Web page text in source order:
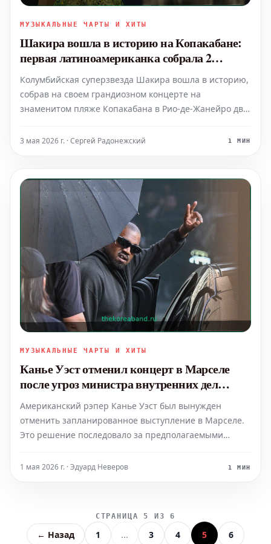
МУЗЫКАЛЬНЫЕ ЧАРТЫ И ХИТЫ
Шакира вошла в историю на Копакабане:
первая латиноамериканка собрала 2
миллиона зрителей
Колумбийская суперзвезда Шакира вошла в историю,
собрав на своем грандиозном концерте на
знаменитом пляже Копакабана в Рио-де-Жанейро два
делает ее первой латиноамериканской
3 мая 2026 г. · Сергей Радонежский 1 МИН
МУЗЫКАЛЬНЫЕ ЧАРТЫ И ХИТЫ
Канье Уэст отменил концерт в Марселе
после угроз министра внутренних дел
Франции
Американский рэпер Канье Уэст был вынужден
отменить запланированное выступление в Марселе.
Это решение последовало за предполагаемыми
Франции. Европейский тур Уэста оказался под
1 мая 2026 г. · Эдуард Неверов 1 МИН
СТРАНИЦА 5 ИЗ 6
← Назад 1 ... 3 4 5 6